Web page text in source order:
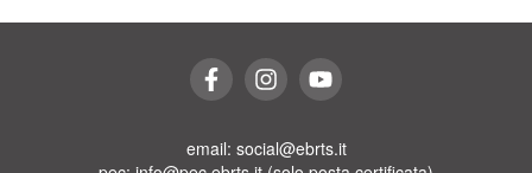
email: social@ebrts.it